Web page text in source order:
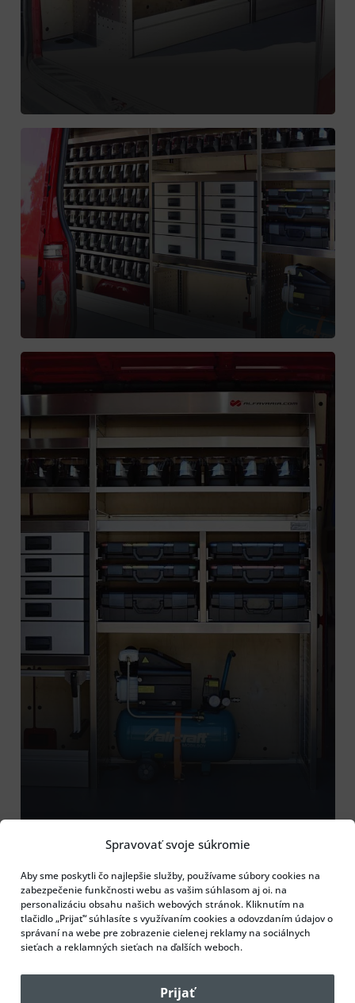
Spravovať svoje súkromie
Aby sme poskytli čo najlepšie služby, používame súbory cookies na
zabezpečenie funkčnosti webu as vašim súhlasom aj oi. na
personalizáciu obsahu našich webových stránok. Kliknutím na
tlačidlo „Prijať“ súhlasíte s využívaním cookies a odovzdaním údajov o
správaní na webe pre zobrazenie cielenej reklamy na sociálnych
sieťach a reklamných sieťach na ďalších weboch.
Prijať